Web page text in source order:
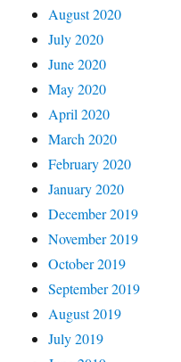
August 2020
July 2020
June 2020
May 2020
April 2020
March 2020
February 2020
January 2020
December 2019
November 2019
October 2019
September 2019
August 2019
July 2019